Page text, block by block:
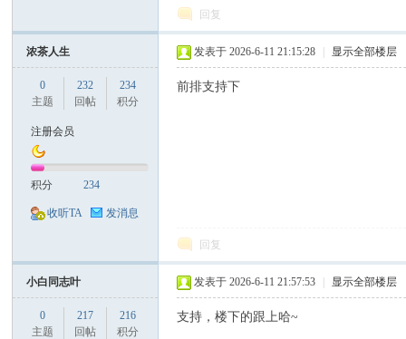
回复
浓茶人生
0
主题
232
回帖
234
积分
注册会员
积分 234
收听TA 发消息
发表于 2026-6-11 21:15:28 显示全部楼层
前排支持下
回复
小白同志叶
0
主题
217
回帖
216
积分
发表于 2026-6-11 21:57:53 显示全部楼层
支持，楼下的跟上哈~